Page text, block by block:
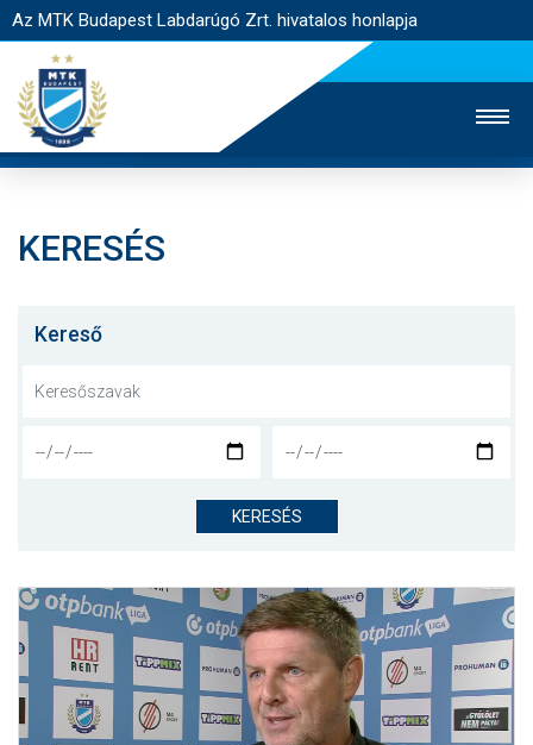
Az MTK Budapest Labdarúgó Zrt. hivatalos honlapja
JEGYÉRTÉKESÍTÉS
NYITÓLAP
CSAPATOK
KLUB
GALÉRIA
SZURKOLÓI ÉLMÉNYEK
KERESÉS
Kereső
KERESÉS